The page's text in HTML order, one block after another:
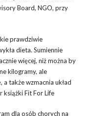
Board, NGO, przy
prawdziwie
dieta. Sumiennie
więcej, niż można by
kilogramy, ale
a także wzmacnia układ
książki Fit For Life
dla osób chorych na